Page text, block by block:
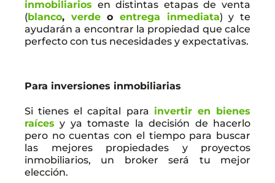
inmobiliarios en distintas etapas de venta
(blanco, verdeoentrega inmediata) y te
ayudarán a encontrar la propiedad que calce
perfecto con tus necesidades y expectativas.
Para inversiones inmobiliarias
Si tienes el capital para invertir en bienes
raíces y ya tomaste la decisión de hacerlo
pero no cuentas con el tiempo para buscar
las mejores propiedades y proyectos
inmobiliarios, un broker será tu mejor
elección.